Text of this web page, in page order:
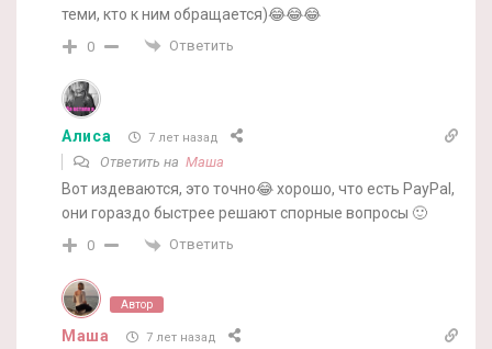
теми, кто к ним обращается)😂😂😂
0 Ответить
Алиса 7 лет назад
Ответить на Маша
Вот издеваются, это точно😂 хорошо, что есть PayPal,
они гораздо быстрее решают спорные вопросы 🙂
0 Ответить
Автор
Маша 7 лет назад